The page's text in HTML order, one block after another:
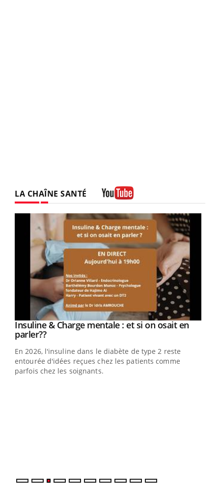
LA CHAÎNE SANTÉ
Youtube
Insuline & Charge mentale : et si on osait en
parler??Youtube
En 2026, l'insuline dans le diabète de type 2 reste
entourée d'idées reçues chez les patients comme
parfois chez les soignants.